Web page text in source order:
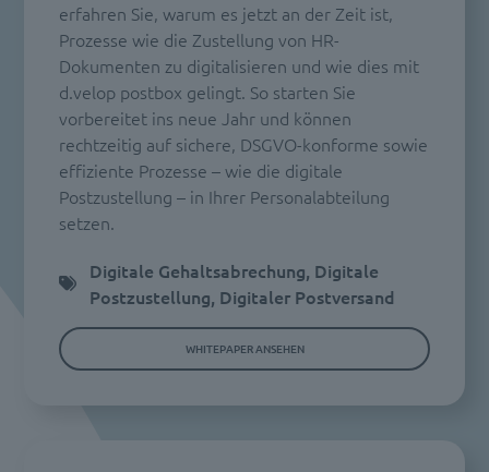
erfahren Sie, warum es jetzt an der Zeit ist,
Prozesse wie die Zustellung von HR-
Dokumenten zu digitalisieren und wie dies mit
d.velop postbox gelingt. So starten Sie
vorbereitet ins neue Jahr und können
rechtzeitig auf sichere, DSGVO-konforme sowie
effiziente Prozesse – wie die digitale
Postzustellung – in Ihrer Personalabteilung
setzen.
Digitale Gehaltsabrechung, Digitale
Postzustellung, Digitaler Postversand
WHITEPAPER ANSEHEN